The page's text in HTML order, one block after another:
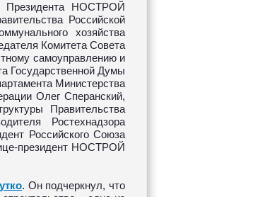
Президента НОСТРОЙ
Российской
хозяйства
Комитета Совета
самоуправлению и
Государственной Думы
Министерства
Олег Сперанский,
Правительства
Ростехнадзора
Российского Союза
президент НОСТРОЙ
. Он подчеркнул, что